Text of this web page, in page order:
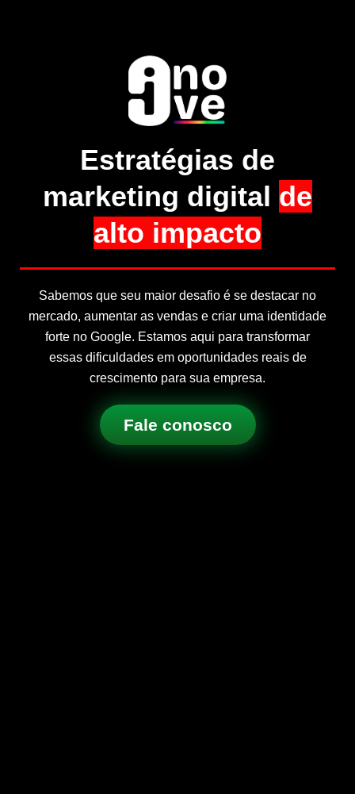
Estratégias de
marketing digital de
alto impacto
Sabemos que seu maior desafio é se destacar no
mercado, aumentar as vendas e criar uma identidade
forte no Google. Estamos aqui para transformar
essas dificuldades em oportunidades reais de
crescimento para sua empresa.
Fale conosco